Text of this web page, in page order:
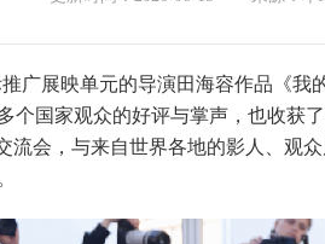
推广展映单元的导演田海容作品《
个国家观众的好评与掌声，也收获
流会，与来自世界各地的影人、观